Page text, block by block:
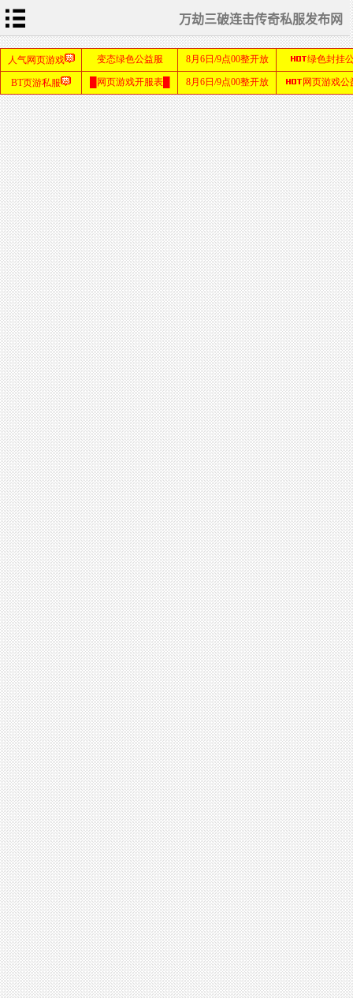
万劫三破连击传奇私服发布网
首
页
传
奇
私
服
发
布
网
传
奇
新
服
网
热
血
传
奇
SF
SF999
发布网